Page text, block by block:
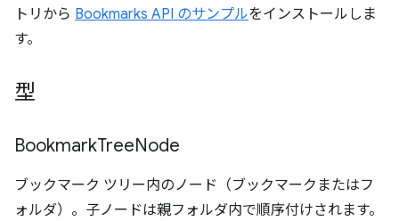
トリから Bookmarks API のサンプルをインストールしま
す。
型
BookmarkTreeNode
ブックマーク ツリー内のノード（ブックマークまたはフ
ォルダ）。子ノードは親フォルダ内で順序付けされます。